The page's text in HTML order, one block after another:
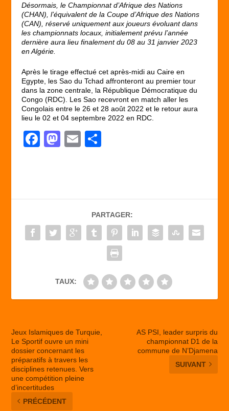
Désormais, le Championnat d’Afrique des Nations
(CHAN), l’équivalent de la Coupe d’Afrique des Nations
(CAN), réservé uniquement aux joueurs évoluant dans
les championnats locaux, initialement prévu l’année
dernière aura lieu finalement du 08 au 31 janvier 2023
en Algérie.
Après le tirage effectué cet après-midi au Caire en
Egypte, les Sao du Tchad affronteront au premier tour
dans la zone centrale, la République Démocratique du
Congo (RDC). Les Sao recevront en match aller les
Congolais entre le 26 et 28 août 2022 et le retour aura
lieu le 02 et 04 septembre 2022 en RDC.
F
b
o
o
M
d
o
n
E
er
PARTAGER:
TAUX:
Jeux Islamiques de Turquie,
Le Sportif ouvre un mini
dossier concernant les
préparatifs à travers les
disciplines retenues. Vers
une compétition pleine
d’incertitudes
PRÉCÉDENT
AS PSI, leader surpris du
championnat D1 de la
commune de N’Djamena
SUIVANT